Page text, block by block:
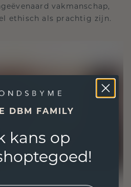
vakmanschap,
ethisch als prachtig zijn.
DBM FAMILY
kans op